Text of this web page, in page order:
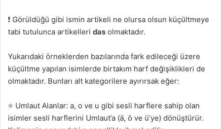
❗ Görüldüğü gibi ismin artikeli ne olursa olsun küçültmeye
tabi tutulunca artikelleri das olmaktadır.
Yukarıdaki örneklerden bazılarında fark edileceği üzere
küçültme yapılan isimlerde birtakım harf değişiklikleri de
olmaktadır. Bunları alt kategorilere ayırırsak eğer:
⭐ Umlaut Alanlar: a, o ve u gibi sesli harflere sahip olan
isimler sesli harflerini Umlaut’a (ä, ö ve ü’ye) dönüştürür.